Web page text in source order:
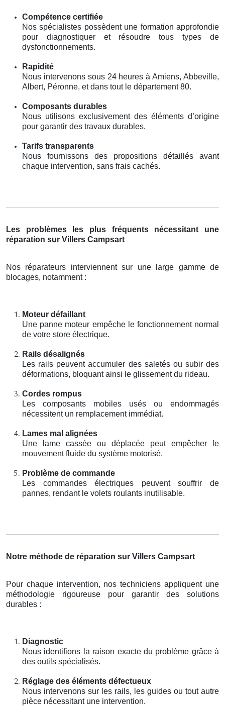
Compétence certifiée
Nos spécialistes possèdent une formation approfondie
pour diagnostiquer et résoudre tous types de
dysfonctionnements.
Rapidité
Nous intervenons sous 24 heures à Amiens, Abbeville,
Albert, Péronne, et dans tout le département 80.
Composants durables
Nous utilisons exclusivement des éléments d’origine
pour garantir des travaux durables.
Tarifs transparents
Nous fournissons des propositions détaillés avant
chaque intervention, sans frais cachés.
Les problèmes les plus fréquents nécessitant une
réparation sur Villers Campsart
Nos réparateurs interviennent sur une large gamme de
blocages, notamment :
Moteur défaillant
Une panne moteur empêche le fonctionnement normal
de votre store électrique.
Rails désalignés
Les rails peuvent accumuler des saletés ou subir des
déformations, bloquant ainsi le glissement du rideau.
Cordes rompus
Les composants mobiles usés ou endommagés
nécessitent un remplacement immédiat.
Lames mal alignées
Une lame cassée ou déplacée peut empêcher le
mouvement fluide du système motorisé.
Problème de commande
Les commandes électriques peuvent souffrir de
pannes, rendant le volets roulants inutilisable.
Notre méthode de réparation sur Villers Campsart
Pour chaque intervention, nos techniciens appliquent une
méthodologie rigoureuse pour garantir des solutions
durables :
Diagnostic
Nous identifions la raison exacte du problème grâce à
des outils spécialisés.
Réglage des éléments défectueux
Nous intervenons sur les rails, les guides ou tout autre
pièce nécessitant une intervention.